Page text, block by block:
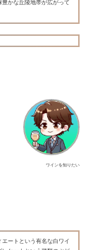
かな丘陵地帯が広がって
ワインを知りたい
ートという有名な白ワイ